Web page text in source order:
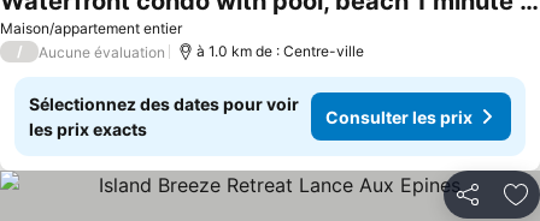
Maison/appartement entier
/ Aucune évaluation à 1.0 km de : Centre-ville
Sélectionnez des dates pour voir
les prix exacts
Consulter les prix
Partager